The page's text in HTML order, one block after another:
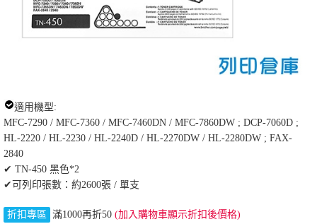
適用機型:
MFC-7290 / MFC-7360 / MFC-7460DN / MFC-7860DW ; DCP-7060D ;
HL-2220 / HL-2230 / HL-2240D / HL-2270DW / HL-2280DW ; FAX-
2840
✔ TN-450 黑色*2
✔可列印張數：約2600張 / 單支
折扣專區 滿1000再折50 (加入購物車顯示折扣後價格)